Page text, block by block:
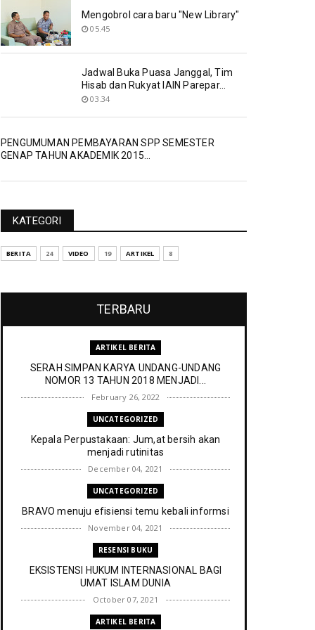
Mengobrol cara baru "New Library"
05.45
Jadwal Buka Puasa Janggal, Tim
Hisab dan Rukyat IAIN Parepar...
03.34
PENGUMUMAN PEMBAYARAN SPP SEMESTER
GENAP TAHUN AKADEMIK 2015...
KATEGORI
BERITA 24 VIDEO 19 ARTIKEL 8
TERBARU
ARTIKEL BERITA
SERAH SIMPAN KARYA UNDANG-UNDANG
NOMOR 13 TAHUN 2018 MENJADI...
February 26, 2022
UNCATEGORIZED
Kepala Perpustakaan: Jum,at bersih akan
menjadi rutinitas
December 04, 2021
UNCATEGORIZED
BRAVO menuju efisiensi temu kebali informsi
November 04, 2021
RESENSI BUKU
EKSISTENSI HUKUM INTERNASIONAL BAGI
UMAT ISLAM DUNIA
October 07, 2021
ARTIKEL BERITA